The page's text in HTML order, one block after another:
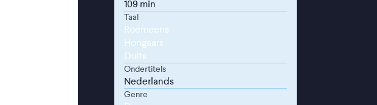
109 min
Taal
Roemeens
Hongaars
Duits
Ondertitels
Nederlands
Genre